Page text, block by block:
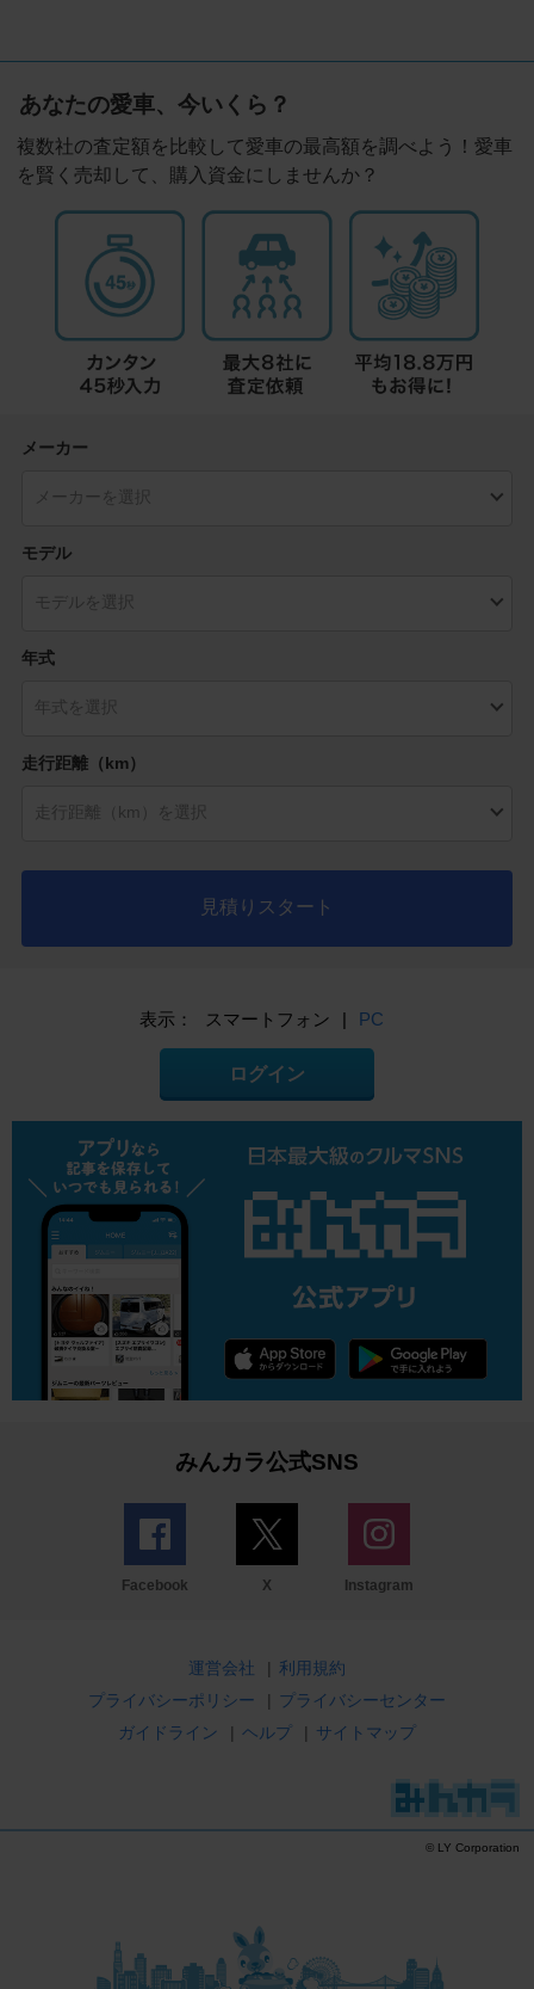
あなたの愛車、今いくら？
複数社の査定額を比較して愛車の最高額を調べよう！愛車
を賢く売却して、購入資金にしませんか？
メーカー
モデル
年式
走行距離（km）
見積りスタート
表示： スマートフォン | PC
ログイン
みんカラ公式SNS
Facebook X Instagram
運営会社 | 利用規約
プライバシーポリシー
| プライバシーセンター
ガイドライン
| ヘルプ | サイトマップ
© LY Corporation